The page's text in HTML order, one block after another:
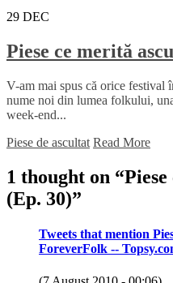
29 DEC
Piese ce merită
V-am mai spus că orice festival
nume noi din lumea folkului,
week-end...
Piese de ascultat Read More
1 thought on “
(Ep. 30)”
Tweets that mention
ForeverFolk --